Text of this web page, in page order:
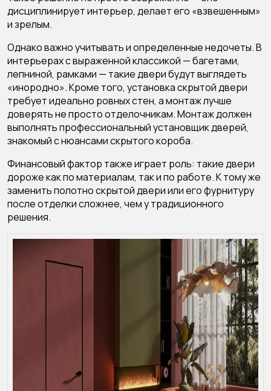
дисциплинирует интерьер, делает его «взвешенным»
и зрелым.
Однако важно учитывать и определенные недочеты. В
интерьерах с выраженной классикой — багетами,
лепниной, рамками — такие двери будут выглядеть
«инородно». Кроме того, установка скрытой двери
требует идеально ровных стен, а монтаж лучше
доверять не просто отделочникам. Монтаж должен
выполнять профессиональный установщик дверей,
знакомый с нюансами скрытого короба.
Финансовый фактор также играет роль: такие двери
дороже как по материалам, так и по работе. К тому же
заменить полотно скрытой двери или его фурнитуру
после отделки сложнее, чем у традиционного
решения.